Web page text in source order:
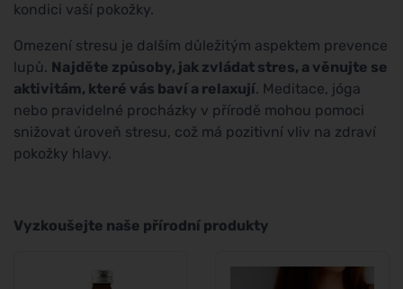
kondici vaší pokožky.
Omezení stresu je dalším důležitým aspektem prevence
lupů. Najděte způsoby, jak zvládat stres, a věnujte se
aktivitám, které vás baví a relaxují. Meditace, jóga
nebo pravidelné procházky v přírodě mohou pomoci
snižovat úroveň stresu, což má pozitivní vliv na zdraví
pokožky hlavy.
Vyzkoušejte naše přírodní produkty